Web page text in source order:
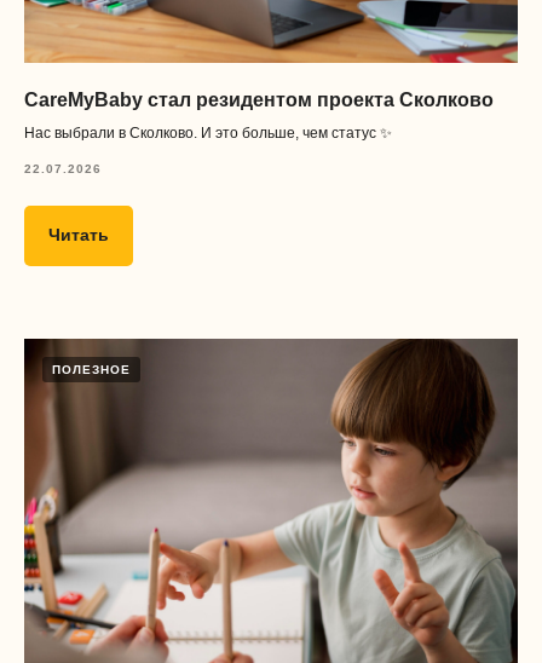
CareMyBaby стал резидентом проекта Сколково
Нас выбрали в Сколково. И это больше, чем статус ✨
22.07.2026
Читать
ПОЛЕЗНОЕ